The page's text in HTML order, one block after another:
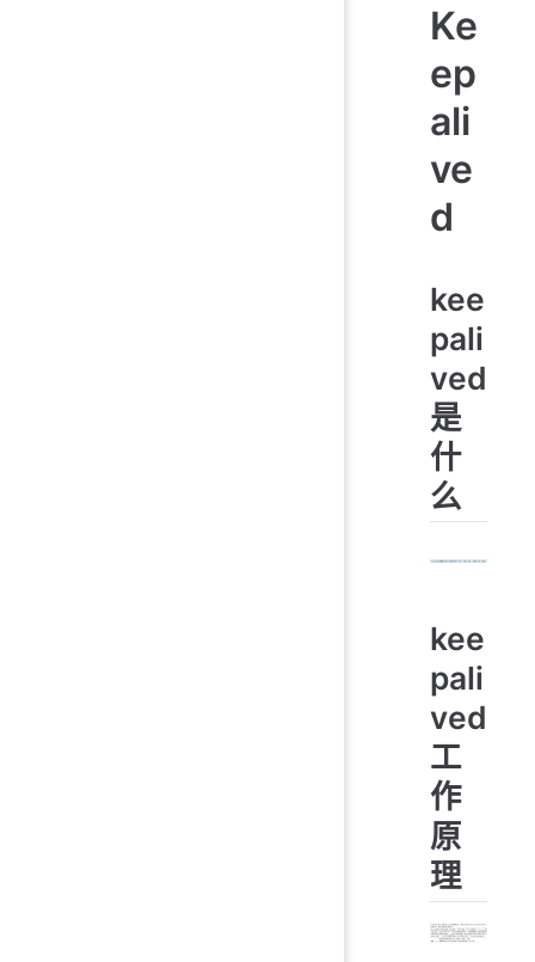
Ke
ep
ali
ve
d
kee
pali
ved
是
什
么
kee
pali
ved
工
作
原
理